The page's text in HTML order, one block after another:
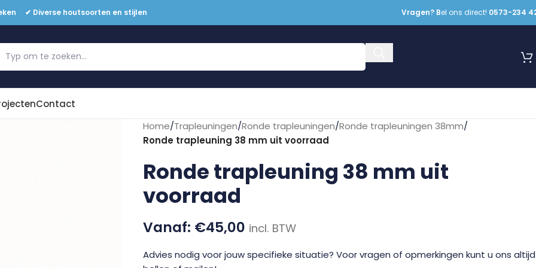
✔ Diverse houtsoorten en stijlen Vragen? Bel ons direct! 0573-234
Contact
Home/Trapleuningen/Ronde trapleuningen/Ronde trapleuningen 38mm/
Ronde trapleuning 38 mm uit voorraad
Ronde trapleuning 38 mm uit
voorraad
€45,00 incl. BTW
Advies nodig voor jouw specifieke situatie? Voor vragen of opmerkingen kunt u ons altijd